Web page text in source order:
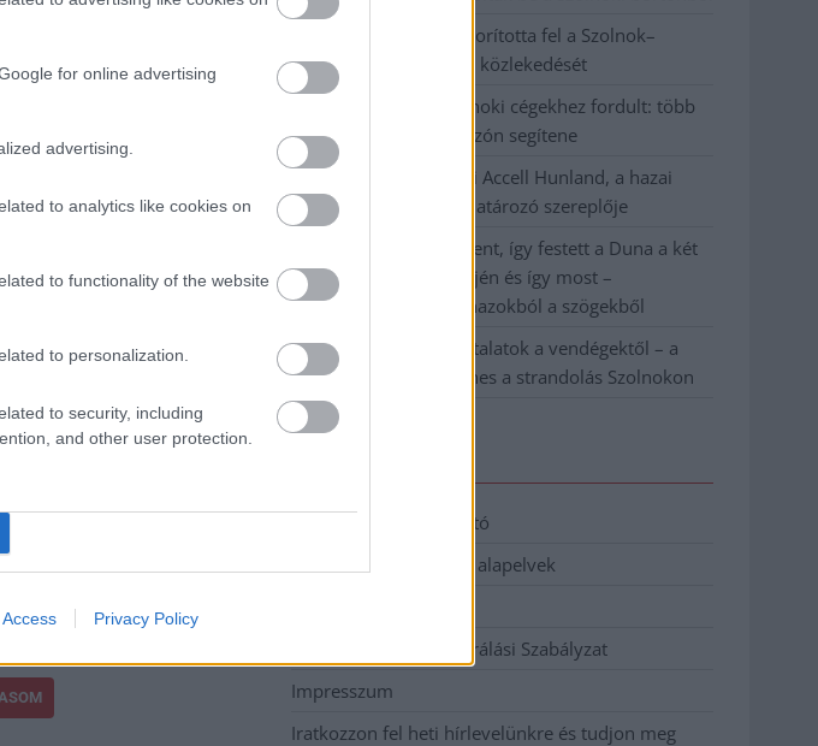
for online advertising
advertising.
to analytics like cookies on
to functionality of the website
to personalization.
to security, including
and other user protection.
Privacy Policy
túl, ami a források,
Az ügyvezető a Jászsági
a jászberényi kulturális életről
nyújtott
szervezőitől érkezett a
55 helyi csángó
sokáig, egymillió forint
Váratlan fennakadás borította fel a Szolnok–
Kecskemét vasútvonal közlekedését
A polgármester a szolnoki cégekhez fordult: több
száz elbocsátott dolgozón segítene
Csődbe ment a tószegi Accell Hunland, a hazai
kerékpárgyártás meghatározó szereplője
Egyszer fent, egyszer lent, így festett a Duna a két
évvel ezelőtti árvíz idején és így most –
fotógyűjtemény ugyanazokból a szögekből
Ilyenek eddig a tapasztalatok a vendégektől – a
hőhullám miatt ingyenes a strandolás Szolnokon
Adatkezelési tájékoztató
Etikai és függetlenségi alapelvek
Hozzászólási és Moderálási Szabályzat
Impresszum
Iratkozzon fel heti hírlevelünkre és tudjon meg